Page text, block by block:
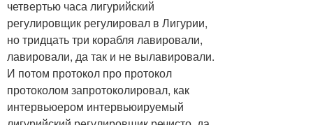
четвертью часа лигурийский
регулировщик регулировал в Лигурии,
но тридцать три корабля лавировали,
лавировали, да так и не вылавировали.
И потом протокол про протокол
протоколом запротоколировал, как
интервьюером интервьюируемый